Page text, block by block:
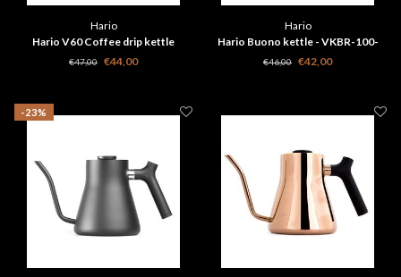
Hario
Hario V60 Coffee drip kettle
Buono- VKB120-HSV
€47,00 €44,00
Hario
Hario Buono kettle - VKBR-100-
HSV
€46,00 €42,00
-23%